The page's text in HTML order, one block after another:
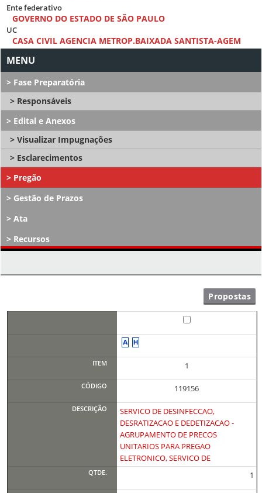
Ente federativo
GOVERNO DO ESTADO DE SÃO PAULO
UC
CASA CIVIL AGENCIA METROP.BAIXADA SANTISTA-AGEM
Fase Preparatória
Responsáveis
Edital e Anexos
Visualizar Impugnações
Esclarecimentos
Pregão
Gestão de Prazos
Ata
Recursos
1
119156
SERVICO DE DESINFECCAO,
DESRATIZACAO E DEDETIZACAO -
AGRUPAMENTO DE PRECOS
UNITARIOS PARA PREGAO
ELETRONICO, SERVICO DE
1